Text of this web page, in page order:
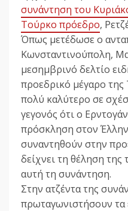
συνάντηση του
Τούρκο πρόεδρο,
Όπως μετέδωσε ο
Κωνσταντινούπολη,
μεσημβρινό δελτίο
προεδρικό μέγαρο της
πολύ καλύτερο σε
γεγονός ότι ο
πρόσκληση στον
συναντηθούν στην
δείχνει τη θέληση της
αυτή τη συνάντηση.
Στην ατζέντα της
πρωταγωνιστήσουν τα